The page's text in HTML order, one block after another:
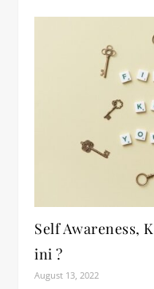
Self Awareness,
ini ?
August 13, 2022